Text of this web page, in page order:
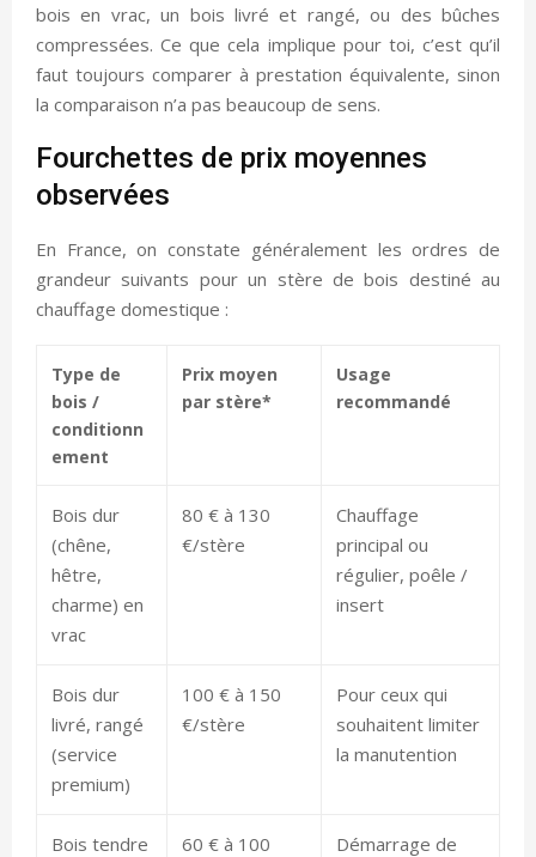
bois en vrac, un bois livré et rangé, ou des bûches
compressées. Ce que cela implique pour toi, c’est qu’il
faut toujours comparer à prestation équivalente, sinon
la comparaison n’a pas beaucoup de sens.
Fourchettes de prix moyennes
observées
En France, on constate généralement les ordres de
grandeur suivants pour un stère de bois destiné au
chauffage domestique :
Type de
bois /
conditionn
ement
Prix moyen
par stère*
Usage
recommandé
Bois dur
(chêne,
hêtre,
charme) en
vrac
80 € à 130
€/stère
Chauffage
principal ou
régulier, poêle /
insert
Bois dur
livré, rangé
(service
premium)
100 € à 150
€/stère
Pour ceux qui
souhaitent limiter
la manutention
Bois tendre
60 € à 100
Démarrage de